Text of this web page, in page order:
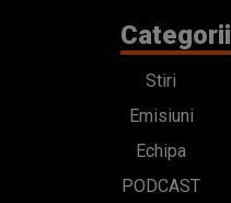
Categorii
Stiri
Emisiuni
Echipa
PODCAST